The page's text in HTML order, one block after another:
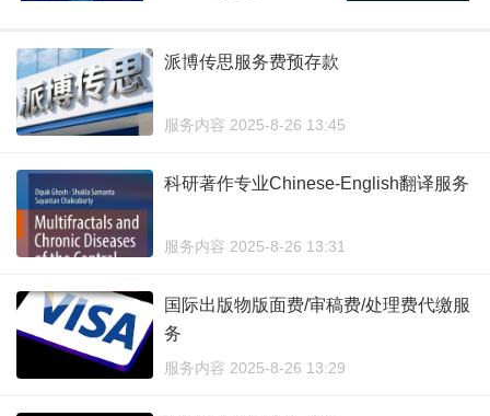
派博传思服务费预存款
服务内容 2025-8-26 13:45
科研著作专业Chinese-English翻译服务
服务内容 2025-8-26 13:31
国际出版物版面费/审稿费/处理费代缴服
务
服务内容 2025-8-26 13:29